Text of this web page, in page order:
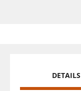
DETAILS